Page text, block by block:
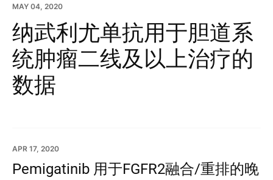
MAY 04, 2020
纳武利尤单抗用于胆道系
统肿瘤二线及以上治疗的
数据
APR 17, 2020
Pemigatinib 用于FGFR2融合/重排的晚